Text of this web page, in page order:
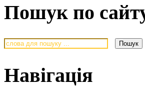
Пошук по
Навігація